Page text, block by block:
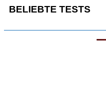
BELIEBTE TESTS